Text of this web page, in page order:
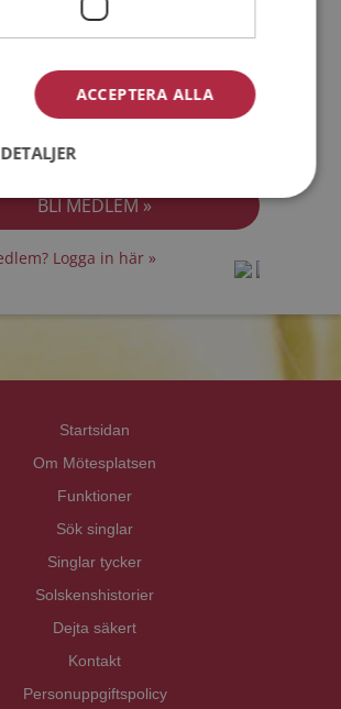
Personuppgiftspolicyn
Logga in här »
Startsidan
Om Mötesplatsen
Funktioner
Sök singlar
Singlar tycker
Solskenshistorier
Dejta säkert
Kontakt
Personuppgiftspolicy
ACCEPTERA ALLA